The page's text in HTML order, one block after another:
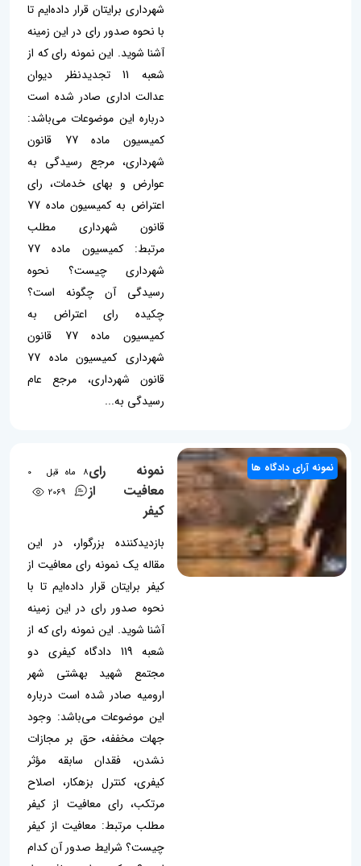
شهرداری برایتان قرار داده‌ایم تا
با نحوه صدور رای در این زمینه
آشنا شوید. این نمونه رای که از
شعبه 11 تجدیدنظر دیوان
عدالت اداری صادر شده است
درباره این موضوعات می‌باشد:
کمیسیون ماده 77 قانون
شهرداری، مرجع رسیدگی به
عوارض و بهای خدمات، رای
اعتراض به کمیسیون ماده 77
قانون شهرداری مطلب
مرتبط: کمیسیون ماده 77
شهرداری چیست؟ نحوه
رسیدگی آن چگونه است؟
چکیده رای اعتراض به
کمیسیون ماده 77 قانون
شهرداری کمیسیون ماده 77
قانون شهرداری، مرجع عام
رسیدگی به...
نمونه آرای دادگاه ها
نمونه رای
معافیت از
کیفر
8 ماه قبل
0
2069
بازدیدکننده بزرگوار، در این
مقاله یک نمونه رای معافیت از
کیفر برایتان قرار داده‌ایم تا با
نحوه صدور رای در این زمینه
آشنا شوید. این نمونه رای که از
شعبه 119 دادگاه کیفری دو
مجتمع شهید بهشتی شهر
ارومیه صادر شده است درباره
این موضوعات می‌باشد: وجود
جهات مخففه، حق بر مجازات
نشدن، فقدان سابقه مؤثر
کیفری، کنترل بزهکار، اصلاح
مرتکب، رای معافیت از کیفر
مطلب مرتبط: معافیت از کیفر
چیست؟ شرایط صدور آن کدام